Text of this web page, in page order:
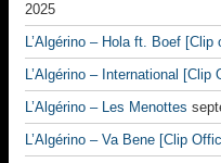
2025
L’Algérino – Hola ft. Boef [Clip
L’Algérino – International [Clip
L’Algérino – Les Menottes
L’Algérino – Va Bene [Clip